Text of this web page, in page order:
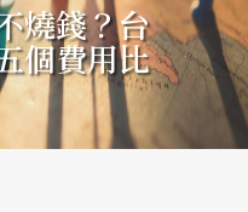
燒錢？台
個費用比